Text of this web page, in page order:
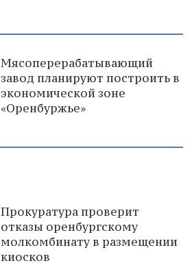
Мясоперерабатывающий
завод планируют построить в
экономической зоне
«Оренбуржье»
Прокуратура проверит
отказы оренбургскому
молкомбинату в размещении
киосков